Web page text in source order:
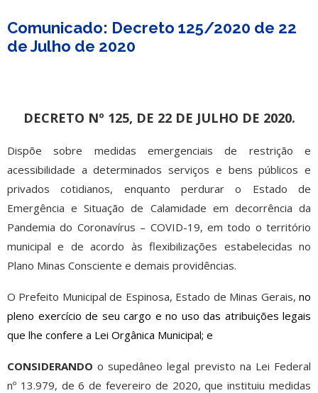
Comunicado: Decreto 125/2020 de 22
de Julho de 2020
DECRETO Nº 125, DE 22 DE JULHO DE 2020.
Dispõe sobre medidas emergenciais de restrição e
acessibilidade a determinados serviços e bens públicos e
privados cotidianos, enquanto perdurar o Estado de
Emergência e Situação de Calamidade em decorrência da
Pandemia do Coronavírus – COVID-19, em todo o território
municipal e de acordo às flexibilizações estabelecidas no
Plano Minas Consciente e demais providências.
O Prefeito Municipal de Espinosa, Estado de Minas Gerais, no
pleno exercício de seu cargo e no uso das atribuições legais
que lhe confere a Lei Orgânica Municipal; e
CONSIDERANDO o supedâneo legal previsto na Lei Federal
nº 13.979, de 6 de fevereiro de 2020, que instituiu medidas